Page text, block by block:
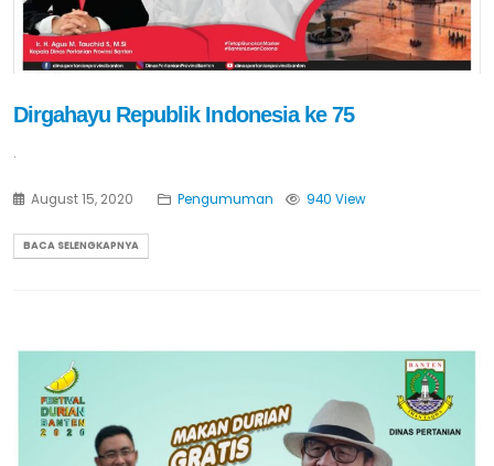
Dirgahayu Republik Indonesia ke 75
.
August 15, 2020 Pengumuman 940 View
BACA SELENGKAPNYA